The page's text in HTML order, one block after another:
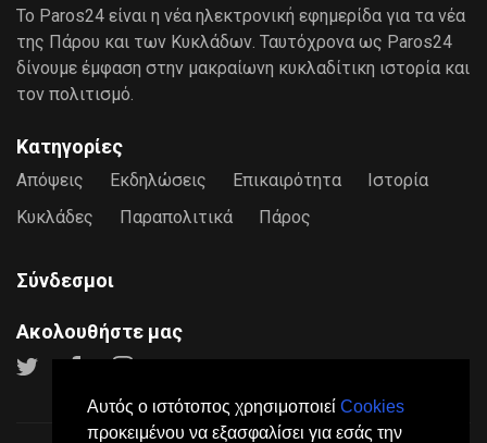
Αυτός ο ιστότοπος χρησιμοποιεί Cookies
προκειμένου να εξασφαλίσει για εσάς την
Το Paros24 είναι η νέα ηλεκτρονική εφημερίδα για τα νέα
της Πάρου και των Κυκλάδων. Ταυτόχρονα ως Paros24
δίνουμε έμφαση στην μακραίωνη κυκλαδίτικη ιστορία και
τον πολιτισμό.
Κατηγορίες
Απόψεις Εκδηλώσεις Επικαιρότητα
Ιστορία
Κυκλάδες
Παραπολιτικά Πάρος
Σύνδεσμοι
Ακολουθήστε μας